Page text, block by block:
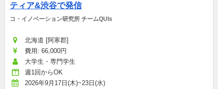
ティア&渋谷で発信
コ・イノベーション研究所 チームQUIs
北海道 [阿寒郡]
費用: 66,000円
大学生・専門学生
週1回からOK
2026年9月17日(木)~23日(水)